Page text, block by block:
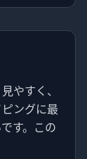
やすく、
ングに最
す。この